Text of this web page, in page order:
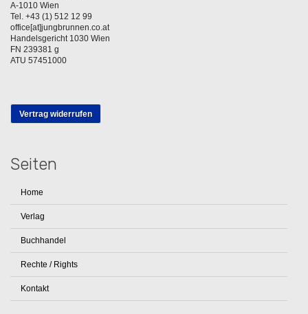
A-1010 Wien
Tel. +43 (1) 512 12 99
office[at]jungbrunnen.co.at
Handelsgericht 1030 Wien
FN 239381 g
ATU 57451000
Vertrag widerrufen
Seiten
Home
Verlag
Buchhandel
Rechte / Rights
Kontakt